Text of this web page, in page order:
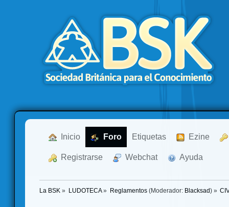
Inicio Foro Etiquetas Ezine
Registrarse Webchat Ayuda
La BSK » LUDOTECA» Reglamentos(Moderador: Blacksad ) »